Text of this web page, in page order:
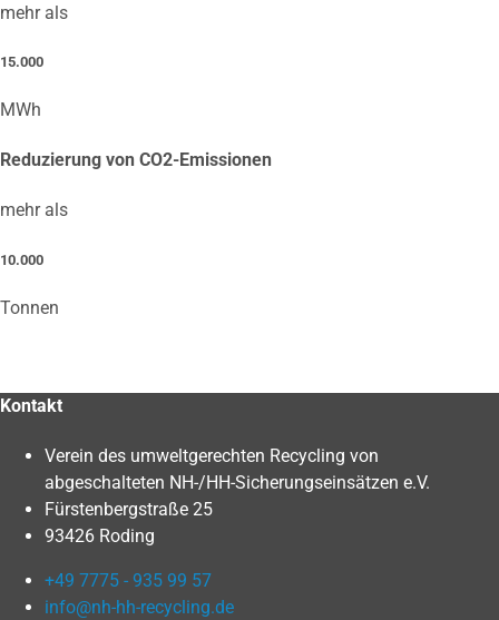
mehr als
15.000
MWh
Reduzierung von CO2-Emissionen
mehr als
10.000
Tonnen
Kontakt
Verein des umweltgerechten Recycling von
abgeschalteten NH-/HH-Sicherungseinsätzen e.V.
Fürstenbergstraße 25
93426 Roding
+49 7775 - 935 99 57
info@nh-hh-recycling.de